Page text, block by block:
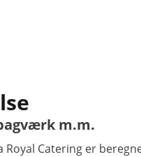
m.m.
Catering er